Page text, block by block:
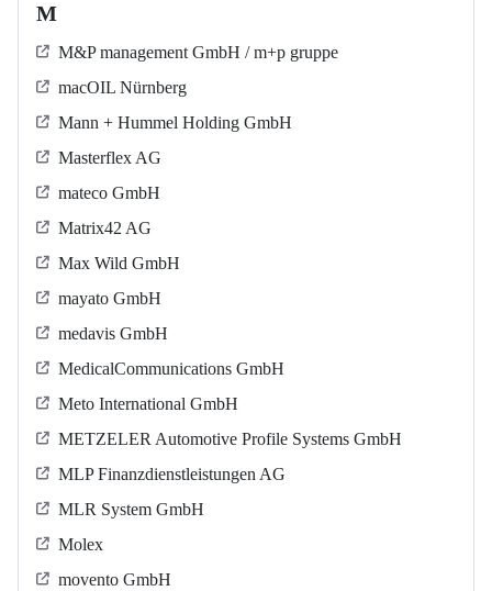
M
M&P management GmbH / m+p gruppe
macOIL Nürnberg
Mann + Hummel Holding GmbH
Masterflex AG
mateco GmbH
Matrix42 AG
Max Wild GmbH
mayato GmbH
medavis GmbH
MedicalCommunications GmbH
Meto International GmbH
METZELER Automotive Profile Systems GmbH
MLP Finanzdienstleistungen AG
MLR System GmbH
Molex
movento GmbH